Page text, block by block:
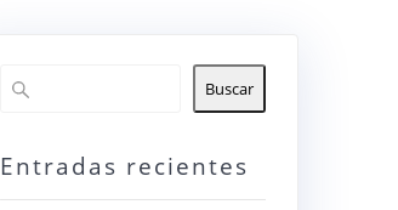
Buscar
Entradas recientes